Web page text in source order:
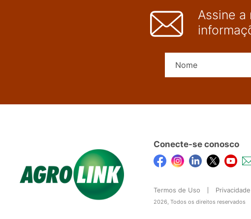
Assine
Conecte-se conosco
Termos de Uso Privacidade
2026, Todos os direitos reservados